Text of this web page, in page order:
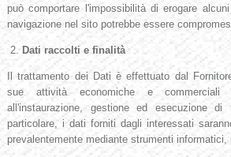
può comportare l'impossibilità di erogare
navigazione nel sito potrebbe essere
2. Dati raccolti e finalità
Il trattamento dei Dati è effettuato dal
sue attività economiche e commerciali
all'instaurazione, gestione ed esecuzione di
particolare, i dati forniti dagli interessati
prevalentemente mediante strumenti